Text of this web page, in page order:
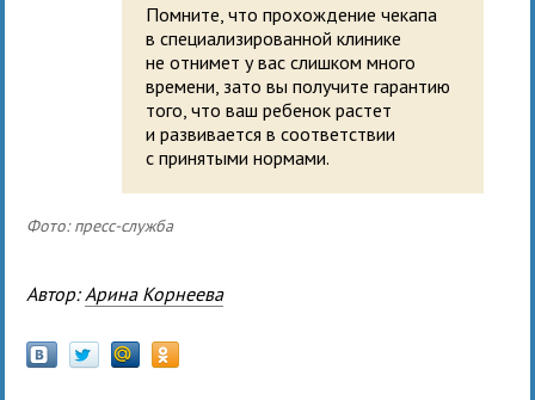
Помните, что прохождение чекапа
в специализированной клинике
не отнимет у вас слишком много
времени, зато вы получите гарантию
того, что ваш ребенок растет
и развивается в соответствии
с принятыми нормами.
Фото: пресс-служба
Автор: Арина Корнеева